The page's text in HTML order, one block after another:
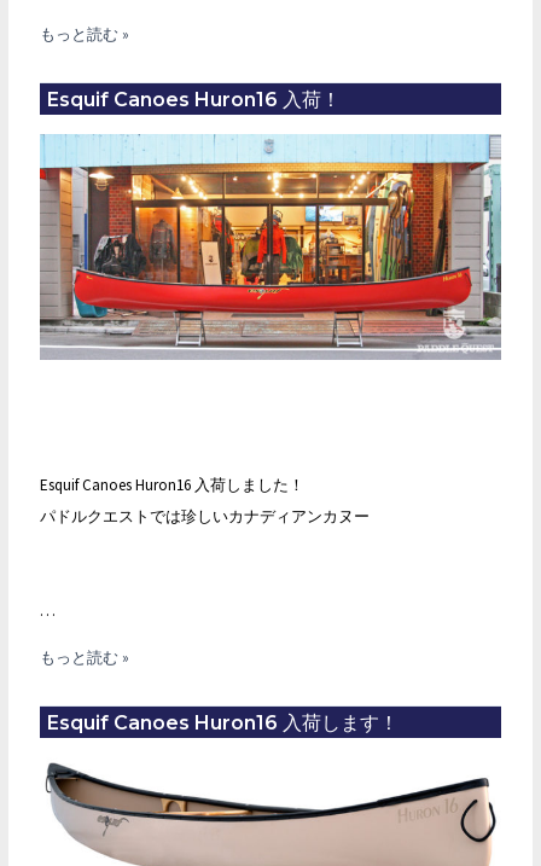
Esquif
Huron16
艇
カ
ラ
ー：
Tan
もっと読む »
Esquif Canoes Huron16 入荷！
Esquif Canoes Huron16 入荷しました！
パドルクエストでは珍しいカナディアンカヌー
…
Esquif
Huron16
荷！
もっと読む »
Esquif Canoes Huron16 入荷します！